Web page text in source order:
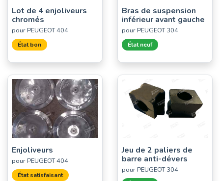
Lot de 4 enjoliveurs
chromés
pour PEUGEOT 404
État bon
Bras de suspension
inférieur avant gauche
pour PEUGEOT 304
État neuf
Enjoliveurs
pour PEUGEOT 404
État satisfaisant
Jeu de 2 paliers de
barre anti-dévers
pour PEUGEOT 304